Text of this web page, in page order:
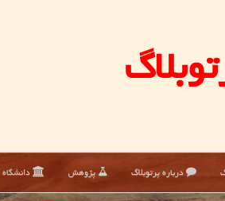
درباره پرتوبلاگ پژوهش دانشگاه